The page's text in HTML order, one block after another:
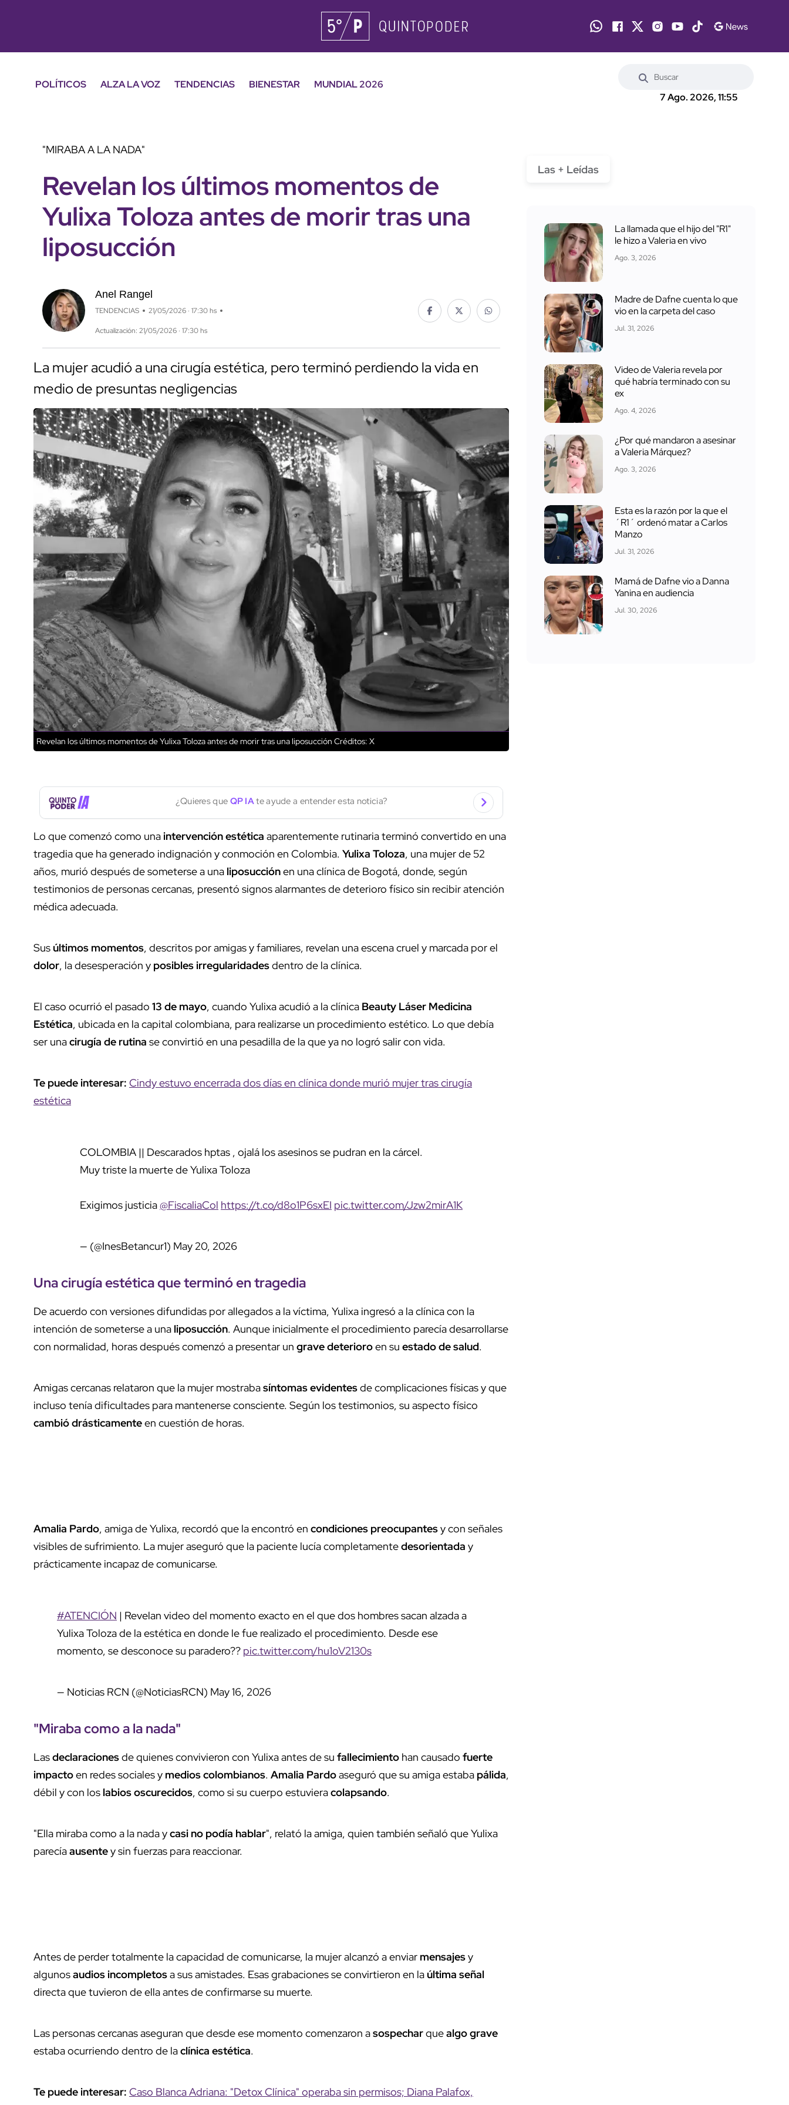
POLÍTICOS ALZA LA VOZ TENDENCIAS BIENESTAR
MUNDIAL 2026
7 Ago. 2026, 11:55
"MIRABA A LA NADA"
Revelan los últimos momentos de
Yulixa Toloza antes de morir tras una
liposucción
Anel Rangel
TENDENCIAS 21/05/2026 · 17:30 hs
Actualización: 21/05/2026 · 17:30 hs
La mujer acudió a una cirugía estética, pero terminó perdiendo la vida en
medio de presuntas negligencias
Revelan los últimos momentos de Yulixa Toloza antes de morir tras una liposucción Créditos: X
¿Quieres que QP IAte ayude a entender esta noticia?
Lo que comenzó como unaintervención estética aparentemente rutinaria terminó convertido en una
tragedia que ha generado indignación y conmoción en Colombia. Yulixa Toloza, una mujer de 52
años, murió después de someterse a una liposucciónen una clínica de Bogotá, donde, según
testimonios de personas cercanas, presentó signos alarmantes de deterioro físico sin recibir atención
médica adecuada.
Sus últimos momentos, descritos por amigas y familiares, revelan una escena cruel y marcada por el
dolor, la desesperación y posibles irregularidadesdentro de la clínica.
El caso ocurrió el pasado 13 de mayo, cuando Yulixa acudió a la clínica Beauty Láser Medicina
Estética, ubicada en la capital colombiana, para realizarse un procedimiento estético. Lo que debía
ser unacirugía de rutina se convirtió en una pesadilla de la que ya no logró salir con vida.
Te puede interesar: Cindy estuvo encerrada dos días en clínica donde murió mujer tras cirugía
estética
COLOMBIA || Descarados hptas , ojalá los asesinos se pudran en la cárcel.
Muy triste la muerte de Yulixa Toloza
Exigimos justicia@FiscaliaCol https://t.co/d8o1P6sxEI pic.twitter.com/Jzw2mirA1K
— (@InesBetancur1) May 20, 2026
Una cirugía estética que terminó en tragedia
De acuerdo con versiones difundidas por allegados a la víctima, Yulixa ingresó a la clínica con la
intención de someterse a una liposucción. Aunque inicialmente el procedimiento parecía desarrollarse
con normalidad, horas después comenzó a presentar un grave deterioroen su estado de salud.
Amigas cercanas relataron que la mujer mostrabasíntomas evidentesde complicaciones físicas y que
incluso tenía dificultades para mantenerse consciente. Según los testimonios, su aspecto físico
cambió drásticamenteen cuestión de horas.
Amalia Pardo, amiga de Yulixa, recordó que la encontró en condiciones preocupantesy con señales
visibles de sufrimiento. La mujer aseguró que la paciente lucía completamentedesorientada y
prácticamente incapaz de comunicarse.
#ATENCIÓN | Revelan video del momento exacto en el que dos hombres sacan alzada a
Yulixa Toloza de la estética en donde le fue realizado el procedimiento. Desde ese
momento, se desconoce su paradero?? pic.twitter.com/hu1oV2130s
— Noticias RCN (@NoticiasRCN) May 16, 2026
"Miraba como a la nada"
Lasdeclaracionesde quienes convivieron con Yulixa antes de su fallecimiento han causado fuerte
impactoen redes sociales y medios colombianos. Amalia Pardoaseguró que su amiga estaba pálida,
débil y con los labios oscurecidos, como si su cuerpo estuvieracolapsando.
"Ella miraba como a la nada ycasi no podía hablar", relató la amiga, quien también señaló que Yulixa
parecíaausentey sin fuerzas para reaccionar.
Antes de perder totalmente la capacidad de comunicarse, la mujer alcanzó a enviar mensajesy
algunosaudios incompletosa sus amistades. Esas grabaciones se convirtieron en la última señal
directa que tuvieron de ella antes de confirmarse su muerte.
Las personas cercanas aseguran que desde ese momento comenzaron asospecharquealgo grave
estaba ocurriendo dentro de laclínica estética.
Te puede interesar: Caso Blanca Adriana: "Detox Clínica" operaba sin permisos; Diana Palafox,
Las + Leídas
La llamada que el hijo del "R1"
le hizo a Valeria en vivo
Ago. 3, 2026
Madre de Dafne cuenta lo que
vio en la carpeta del caso
Jul. 31, 2026
Video de Valeria revela por
qué habría terminado con su
ex
Ago. 4, 2026
¿Por qué mandaron a asesinar
a Valeria Márquez?
Ago. 3, 2026
Esta es la razón por la que el
´R1´ ordenó matar a Carlos
Manzo
Jul. 31, 2026
Mamá de Dafne vio a Danna
Yanina en audiencia
Jul. 30, 2026